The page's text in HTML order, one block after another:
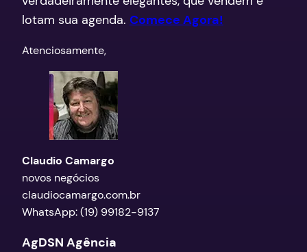
lotam sua agenda. Comece Agora!
​Atenciosamente,
Claudio Camargo
novos negócios
claudiocamargo.com.br
WhatsApp: (19) 99182-9137
AgDSN Agência